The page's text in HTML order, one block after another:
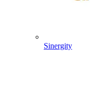
Sinergity